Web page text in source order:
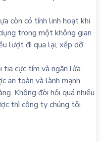
còn có tính linh hoạt khi
trong một không gian
lượt đi qua lại, xếp dỡ
tia cực tím và ngăn lửa
an toàn và lành mạnh
Không đòi hỏi quá nhiều
thì công ty chúng tôi